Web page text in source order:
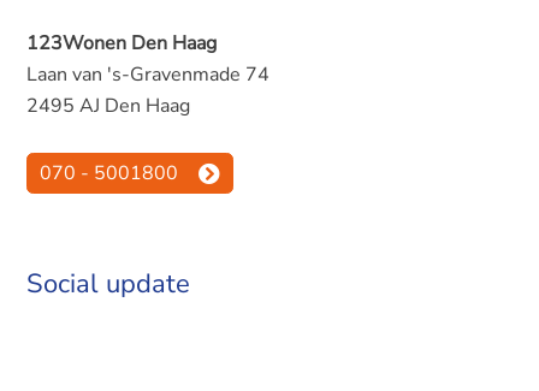
123Wonen Den Haag
Laan van 's-Gravenmade 74
2495 AJ Den Haag
070 - 5001800
Social update